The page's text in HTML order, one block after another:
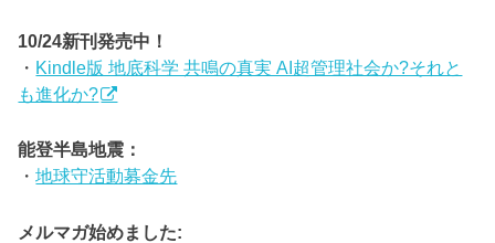
10/24新刊発売中！
・ Kindle版 地底科学 共鳴の真実 AI超管理社会か?それと
も進化か?
能登半島地震：
・地球守活動募金先
メルマガ始めました: